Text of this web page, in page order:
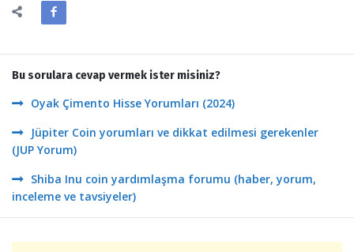
Bu sorulara cevap vermek ister misiniz?
Oyak Çimento Hisse Yorumları (2024)
Jüpiter Coin yorumları ve dikkat edilmesi gerekenler
(JUP Yorum)
Shiba Inu coin yardımlaşma forumu (haber, yorum,
inceleme ve tavsiyeler)